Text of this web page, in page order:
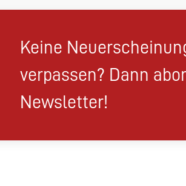
Keine
verpassen? Dann
Newsletter!